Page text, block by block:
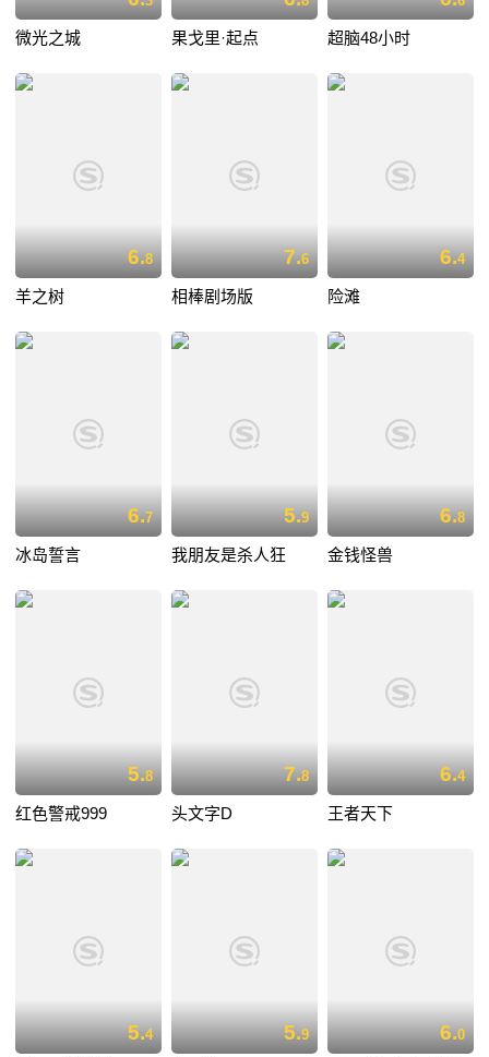
微光之城 果戈里·起点 超脑48小时
6.8
羊之树
7.6
相棒剧场版
6.4
险滩
6.7
冰岛誓言
5.9
我朋友是杀人狂
6.8
金钱怪兽
5.8
红色警戒999
7.8
头文字D
6.4
王者天下
5.4 5.9 6.0